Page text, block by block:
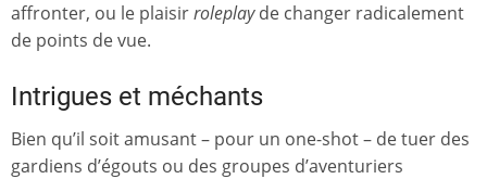
affronter, ou le plaisirroleplayde changer radicalement
de points de vue.
Intrigues et méchants
Bien qu’il soit amusant – pour un one-shot – de tuer des
gardiens d’égouts ou des groupes d’aventuriers